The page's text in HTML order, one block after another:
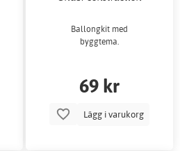
Ballongkit med
byggtema.
69 kr
Lägg i varukorg